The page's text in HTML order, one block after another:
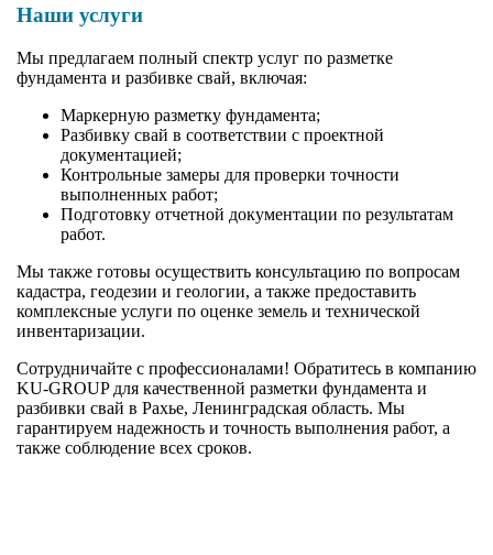
Наши услуги
Мы предлагаем полный спектр услуг по разметке
фундамента и разбивке свай, включая:
Маркерную разметку фундамента;
Разбивку свай в соответствии с проектной
документацией;
Контрольные замеры для проверки точности
выполненных работ;
Подготовку отчетной документации по результатам
работ.
Мы также готовы осуществить консультацию по вопросам
кадастра, геодезии и геологии, а также предоставить
комплексные услуги по оценке земель и технической
инвентаризации.
Сотрудничайте с профессионалами! Обратитесь в компанию
KU-GROUP для качественной разметки фундамента и
разбивки свай в Рахье, Ленинградская область. Мы
гарантируем надежность и точность выполнения работ, а
также соблюдение всех сроков.